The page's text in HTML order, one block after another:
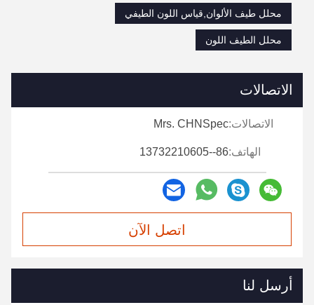
محلل طيف الألوان,قياس اللون الطيفي
محلل الطيف اللون
الاتصالات
الاتصالات:Mrs. CHNSpec
الهاتف:86--13732210605
اتصل الآن
أرسل لنا